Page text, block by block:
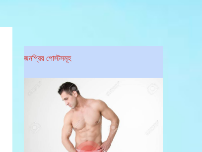
জনপ্রিয় পোস্টসমূহ